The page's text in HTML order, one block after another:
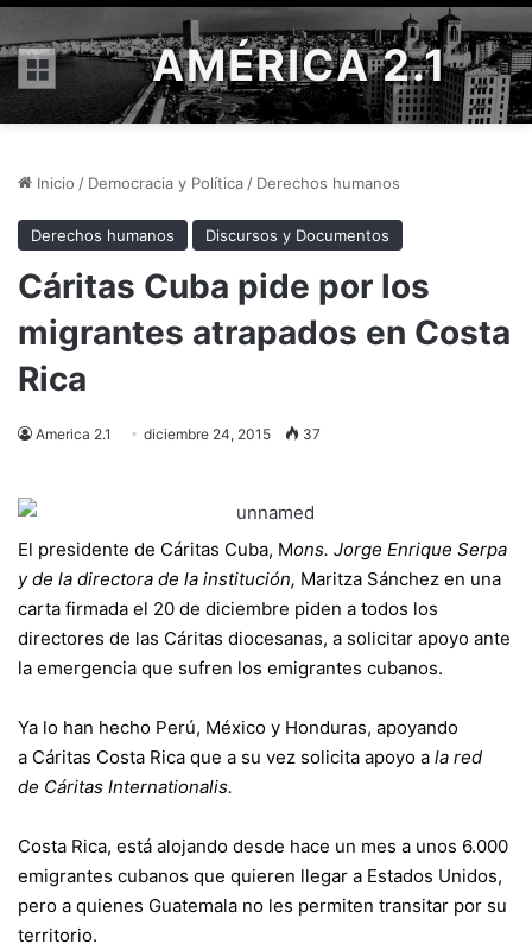
Menú AMÉRICA 2.1
Inicio / Democracia y Política / Derechos humanos
Derechos humanos Discursos y Documentos
Cáritas Cuba pide por los
migrantes atrapados en Costa
Rica
America 2.1 diciembre 24, 2015 37
El presidente de Cáritas Cuba, Mons. Jorge Enrique Serpa
y de la directora de la institución, Maritza Sánchez en una
carta firmada el 20 de diciembre piden a todos los
directores de las Cáritas diocesanas, a solicitar apoyo ante
la emergencia que sufren los emigrantes cubanos.
Ya lo han hecho Perú, México y Honduras, apoyando
a Cáritas Costa Rica que a su vez solicita apoyo a la red
de Cáritas Internationalis.
Costa Rica, está alojando desde hace un mes a unos 6.000
emigrantes cubanos que quieren llegar a Estados Unidos,
pero a quienes Guatemala no les permiten transitar por su
territorio.